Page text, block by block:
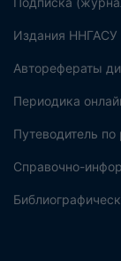
Издания ННГАСУ
Авторефераты
Периодика
Путеводитель
Справочно-